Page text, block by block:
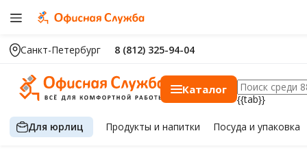
Санкт-Петербург 8 (812) 325-94-04
Каталог
{{tab}}
Для юрлиц Продуктыи напитки Посуда и упаковка